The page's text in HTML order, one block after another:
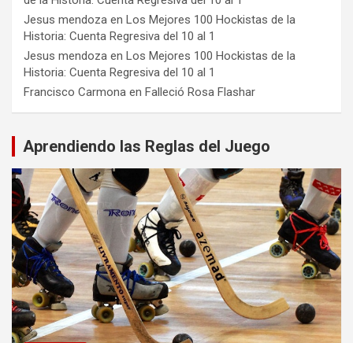
Jesus mendoza en Los Mejores 100 Hockistas de la
Historia: Cuenta Regresiva del 10 al 1
Jesus mendoza en Los Mejores 100 Hockistas de la
Historia: Cuenta Regresiva del 10 al 1
Francisco Carmona en Falleció Rosa Flashar
Aprendiendo las Reglas del Juego